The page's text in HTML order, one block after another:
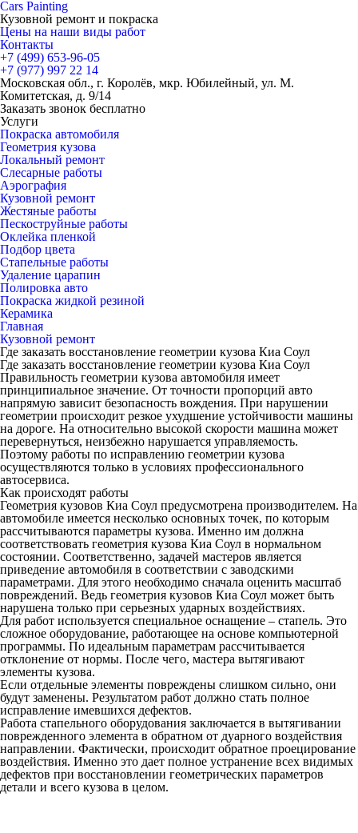
Cars Painting
Кузовной ремонт и покраска
Цены на наши виды работ
Контакты
+7 (499) 653-96-05
+7 (977) 997 22 14
Московская обл., г. Королёв, мкр. Юбилейный, ул. М.
Комитетская, д. 9/14
Заказать звонок бесплатно
Услуги
Покраска автомобиля
Геометрия кузова
Локальный ремонт
Слесарные работы
Аэрография
Кузовной ремонт
Жестяные работы
Пескоструйные работы
Оклейка пленкой
Подбор цвета
Стапельные работы
Удаление царапин
Полировка авто
Покраска жидкой резиной
Керамика
Главная
Кузовной ремонт
Где заказать восстановление геометрии кузова Киа Соул
Где заказать восстановление геометрии кузова Киа Соул
Правильность геометрии кузова автомобиля имеет
принципиальное значение. От точности пропорций авто
напрямую зависит безопасность вождения. При нарушении
геометрии происходит резкое ухудшение устойчивости машины
на дороге. На относительно высокой скорости машина может
перевернуться, неизбежно нарушается управляемость.
Поэтому работы по исправлению геометрии кузова
осуществляются только в условиях профессионального
автосервиса.
Как происходят работы
Геометрия кузовов Киа Соул предусмотрена производителем. На
автомобиле имеется несколько основных точек, по которым
рассчитываются параметры кузова. Именно им должна
соответствовать геометрия кузова Киа Соул в нормальном
состоянии. Соответственно, задачей мастеров является
приведение автомобиля в соответствии с заводскими
параметрами. Для этого необходимо сначала оценить масштаб
повреждений. Ведь геометрия кузовов Киа Соул может быть
нарушена только при серьезных ударных воздействиях.
Для работ используется специальное оснащение – стапель. Это
сложное оборудование, работающее на основе компьютерной
программы. По идеальным параметрам рассчитывается
отклонение от нормы. После чего, мастера вытягивают
элементы кузова.
Если отдельные элементы повреждены слишком сильно, они
будут заменены. Результатом работ должно стать полное
исправление имевшихся дефектов.
Работа стапельного оборудования заключается в вытягивании
поврежденного элемента в обратном от дуарного воздействия
направлении. Фактически, происходит обратное проецирование
воздействия. Именно это дает полное устранение всех видимых
дефектов при восстановлении геометрических параметров
детали и всего кузова в целом.